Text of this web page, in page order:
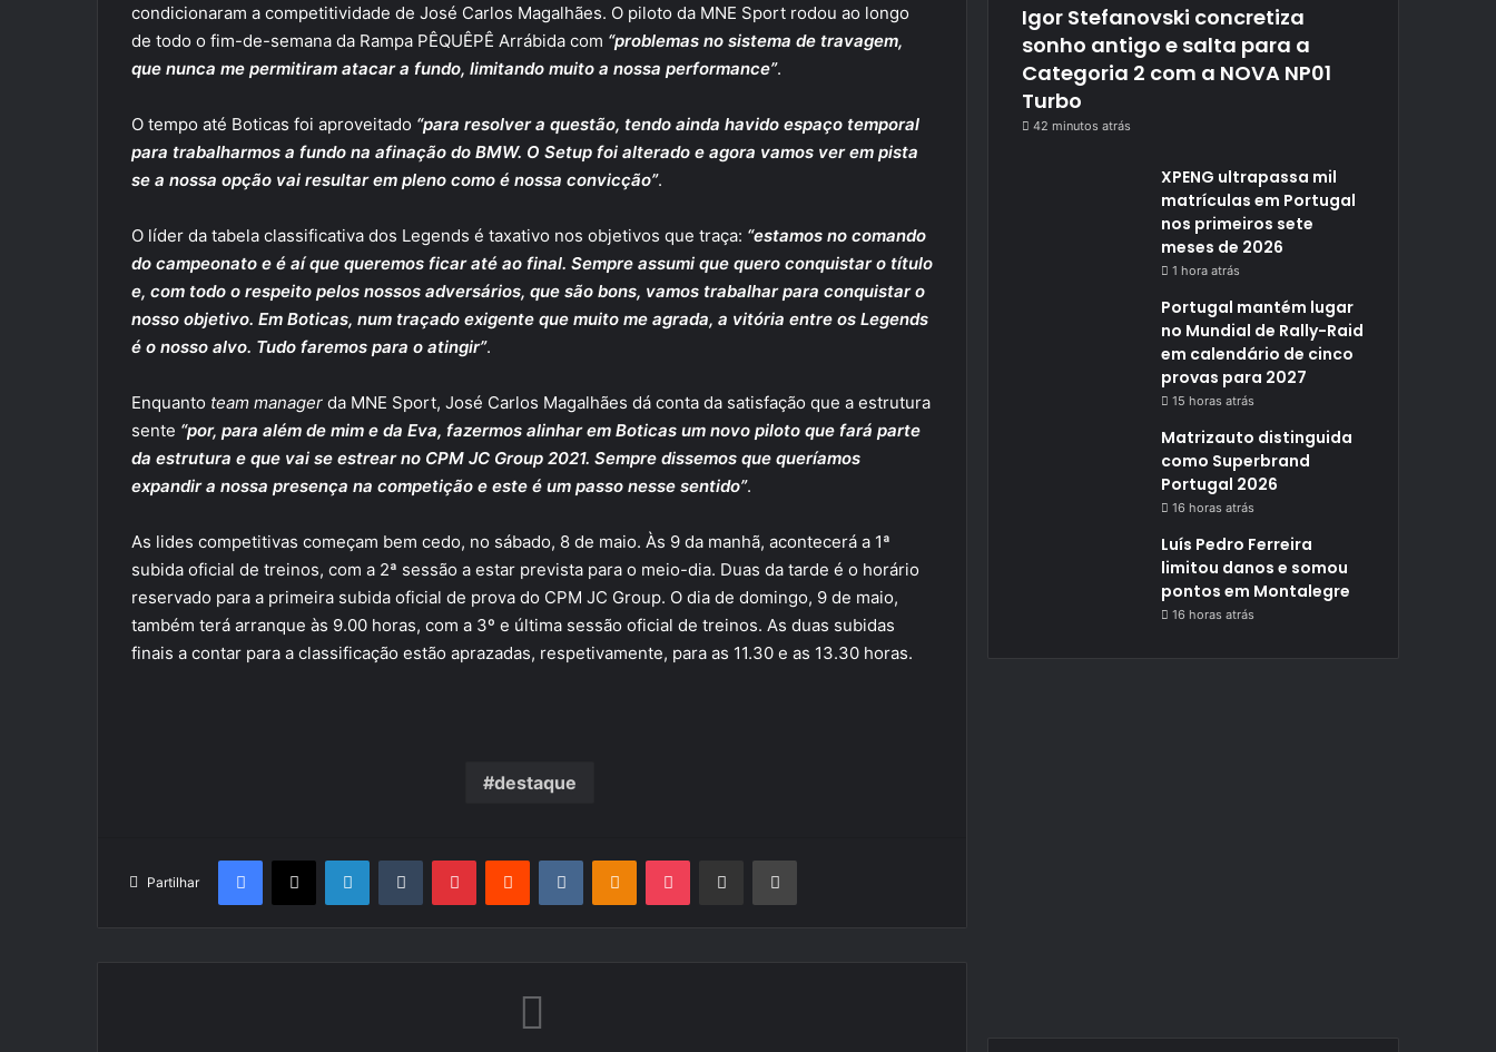
condicionaram a competitividade de José Carlos Magalhães. O piloto da MNE Sport rodou ao longo
de todo o fim-de-semana da Rampa PÊQUÊPÊ Arrábida com “problemas no sistema de travagem,
que nunca me permitiram atacar a fundo, limitando muito a nossa performance”.
O tempo até Boticas foi aproveitado “para resolver a questão, tendo ainda havido espaço temporal
para trabalharmos a fundo na afinação do BMW. O Setup foi alterado e agora vamos ver em pista
se a nossa opção vai resultar em pleno como é nossa convicção”.
O líder da tabela classificativa dos Legends é taxativo nos objetivos que traça: “estamos no comando
do campeonato e é aí que queremos ficar até ao final. Sempre assumi que quero conquistar o título
e, com todo o respeito pelos nossos adversários, que são bons, vamos trabalhar para conquistar o
nosso objetivo. Em Boticas, num traçado exigente que muito me agrada, a vitória entre os Legends
é o nosso alvo. Tudo faremos para o atingir”.
Enquanto team manager da MNE Sport, José Carlos Magalhães dá conta da satisfação que a estrutura
sente “por, para além de mim e da Eva, fazermos alinhar em Boticas um novo piloto que fará parte
da estrutura e que vai se estrear no CPM JC Group 2021. Sempre dissemos que queríamos
expandir a nossa presença na competição e este é um passo nesse sentido”.
As lides competitivas começam bem cedo, no sábado, 8 de maio. Às 9 da manhã, acontecerá a 1ª
subida oficial de treinos, com a 2ª sessão a estar prevista para o meio-dia. Duas da tarde é o horário
reservado para a primeira subida oficial de prova do CPM JC Group. O dia de domingo, 9 de maio,
também terá arranque às 9.00 horas, com a 3º e última sessão oficial de treinos. As duas subidas
finais a contar para a classificação estão aprazadas, respetivamente, para as 11.30 e as 13.30 horas.
destaque
Partilhar
Facebook
X LinkedInTumblr PinterestReddit VKontakteOdnoklassniki
Pocket Partilhar Via Email Imprimir
Igor Stefanovski concretiza
sonho antigo e salta para a
Categoria 2 com a NOVA NP01
Turbo
42 minutos atrás
XPENG ultrapassa mil
matrículas em Portugal
nos primeiros sete
meses de 2026
1 hora atrás
Portugal mantém lugar
no Mundial de Rally-Raid
em calendário de cinco
provas para 2027
15 horas atrás
Matrizauto distinguida
como Superbrand
Portugal 2026
16 horas atrás
Luís Pedro Ferreira
limitou danos e somou
pontos em Montalegre
16 horas atrás